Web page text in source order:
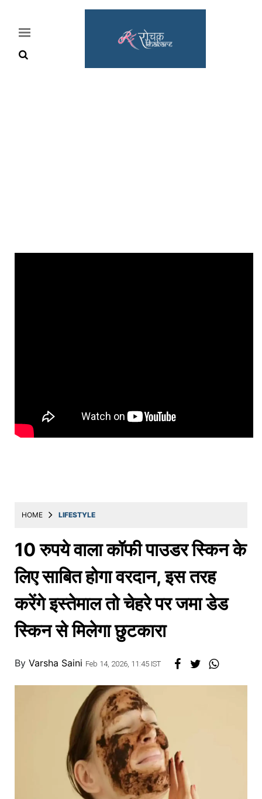
ट्रॅव्हल
HOME LIFESTYLE
10 रुपये वाला कॉफी पाउडर स्किन के
लिए साबित होगा वरदान, इस तरह
करेंगे इस्तेमाल तो चेहरे पर जमा डेड
स्किन से मिलेगा छुटकारा
By Varsha Saini Feb 14, 2026, 11:45 IST